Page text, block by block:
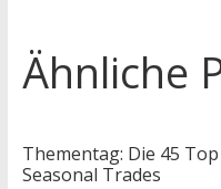
Ähnliche
Thementag: Die 45 Top
Seasonal Trades